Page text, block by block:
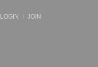
LOGIN JOIN